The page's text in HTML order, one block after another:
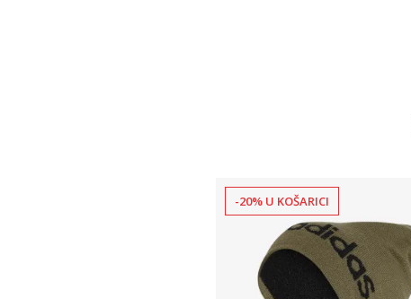
-20% U KOŠARICI